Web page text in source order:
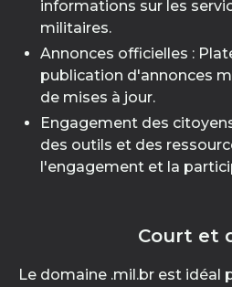
informations sur les
militaires.
Annonces officielles :
publication d'annonces
de mises à jour.
Engagement des
des outils et des
l'engagement et la
Court et
Le domaine .mil.br est idéal